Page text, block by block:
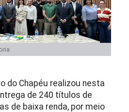
do Chapéu realizou nesta
de 240 títulos de
de baixa renda, por meio